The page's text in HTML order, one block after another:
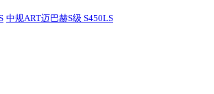
中规ART迈巴赫S级 S450LS